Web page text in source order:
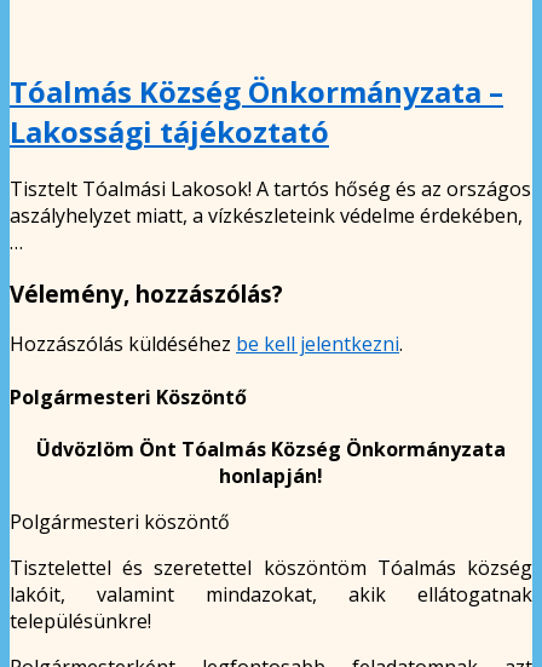
Tóalmás Község Önkormányzata –
Lakossági tájékoztató
Tisztelt Tóalmási Lakosok! A tartós hőség és az országos
aszályhelyzet miatt, a vízkészleteink védelme érdekében,
…
Vélemény, hozzászólás?
Hozzászólás küldéséhez be kell jelentkezni.
Polgármesteri Köszöntő
Üdvözlöm Önt Tóalmás Község Önkormányzata
honlapján!
Polgármesteri köszöntő
Tisztelettel és szeretettel köszöntöm Tóalmás község
lakóit, valamint mindazokat, akik ellátogatnak
településünkre!